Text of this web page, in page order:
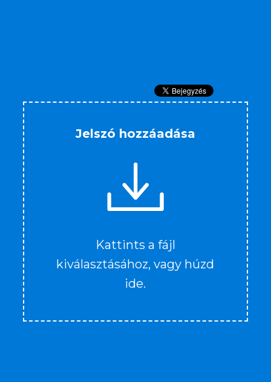
Jelszó hozzáadása
Kattints a fájl
kiválasztásához, vagy húzd
ide.